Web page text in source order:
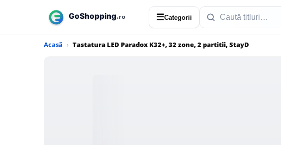
☰Categorii
Acasă Tastatura LED Paradox K32+, 32 zone, 2 partitii, StayD